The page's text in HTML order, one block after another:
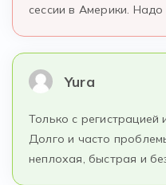
сессии в Америки. Надо
Yura
Только с
Долго и часто
неплохая, быстрая и